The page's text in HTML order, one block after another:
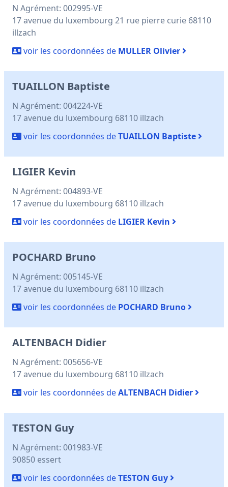
N Agrément: 002995-VE
17 avenue du luxembourg 21 rue pierre curie 68110
illzach
voir les coordonnées de MULLER Olivier
TUAILLON Baptiste
N Agrément: 004224-VE
17 avenue du luxembourg 68110 illzach
voir les coordonnées deTUAILLON Baptiste
LIGIER Kevin
N Agrément: 004893-VE
17 avenue du luxembourg 68110 illzach
voir les coordonnées de LIGIER Kevin
POCHARD Bruno
N Agrément: 005145-VE
17 avenue du luxembourg 68110 illzach
voir les coordonnées de POCHARD Bruno
ALTENBACH Didier
N Agrément: 005656-VE
17 avenue du luxembourg 68110 illzach
voir les coordonnées deALTENBACH Didier
TESTON Guy
N Agrément: 001983-VE
90850 essert
voir les coordonnées deTESTON Guy